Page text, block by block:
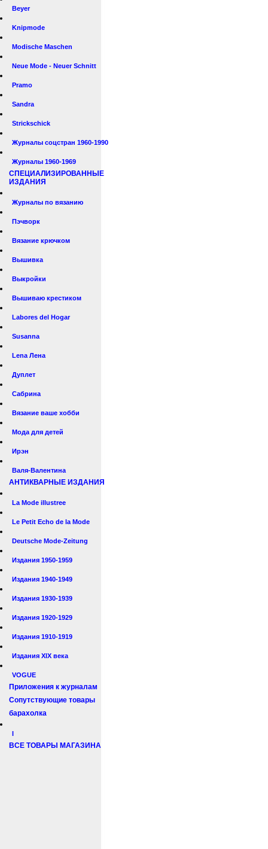
Beyer
Knipmode
Modische Maschen
Neue Mode - Neuer Schnitt
Pramo
Sandra
Strickschick
Журналы соцстран 1960-1990
Журналы 1960-1969
СПЕЦИАЛИЗИРОВАННЫЕ
ИЗДАНИЯ
Журналы по вязанию
Пэчворк
Вязание крючком
Вышивка
Выкройки
Вышиваю крестиком
Labores del Hogar
Susanna
Lena Лена
Дуплет
Сабрина
Вязание ваше хобби
Мода для детей
Ирэн
Валя-Валентина
АНТИКВАРНЫЕ ИЗДАНИЯ
La Mode illustree
Le Petit Echo de la Mode
Deutsche Mode-Zeitung
Издания 1950-1959
Издания 1940-1949
Издания 1930-1939
Издания 1920-1929
Издания 1910-1919
Издания XIX века
VOGUE
Приложения к журналам
Сопутствующие товары
барахолка
I
ВСЕ ТОВАРЫ МАГАЗИНА